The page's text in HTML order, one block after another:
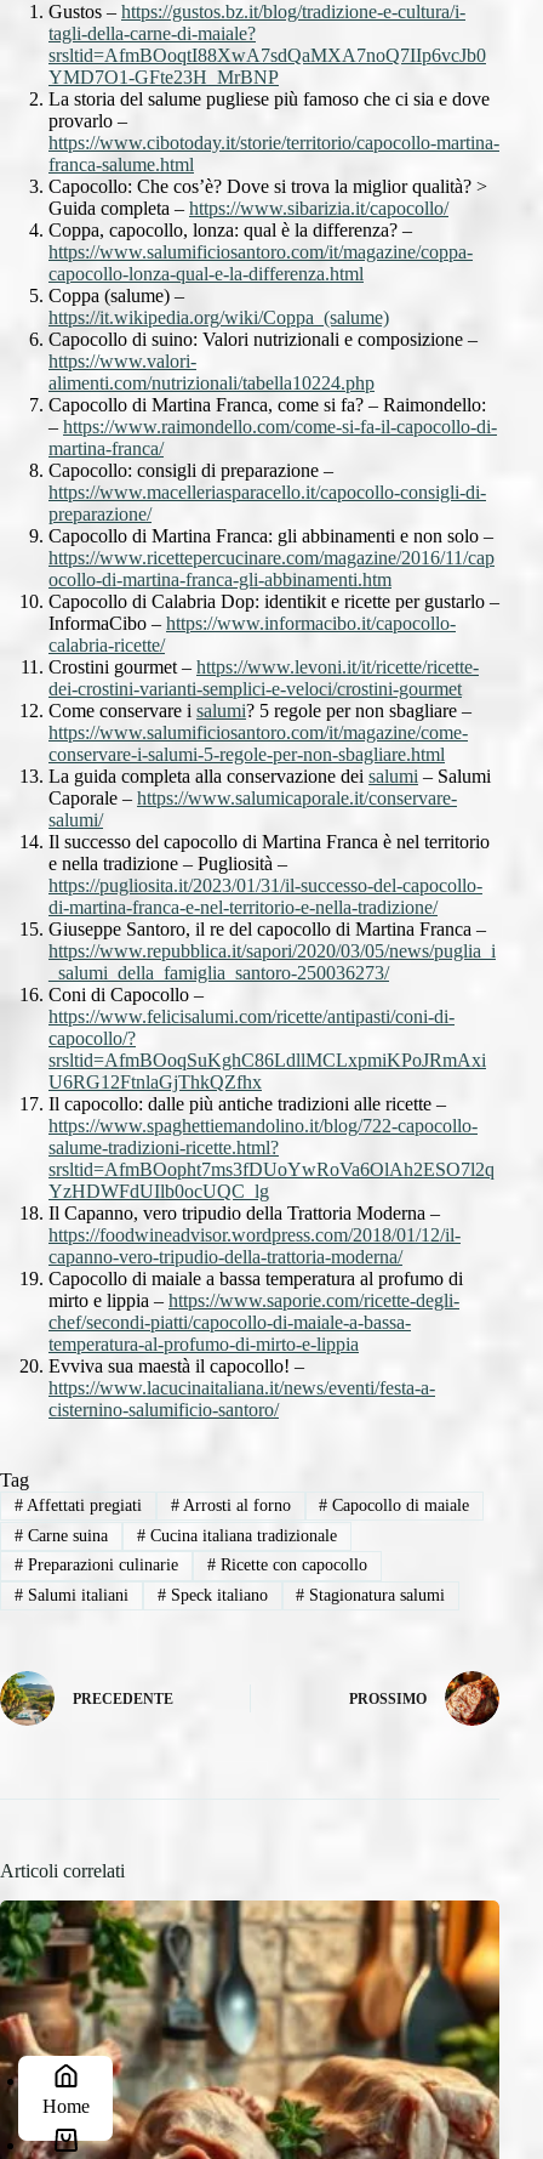
Gustos – https://gustos.bz.it/blog/tradizione-e-cultura/i-
tagli-della-carne-di-maiale?
srsltid=AfmBOoqtI88XwA7sdQaMXA7noQ7IIp6vcJb0
YMD7O1-GFte23H_MrBNP
La storia del salume pugliese più famoso che ci sia e dove
provarlo –
https://www.cibotoday.it/storie/territorio/capocollo-martina-
franca-salume.html
Capocollo: Che cos’è? Dove si trova la miglior qualità? >
Guida completa – https://www.sibarizia.it/capocollo/
Coppa, capocollo, lonza: qual è la differenza? –
https://www.salumificiosantoro.com/it/magazine/coppa-
capocollo-lonza-qual-e-la-differenza.html
Coppa (salume) –
https://it.wikipedia.org/wiki/Coppa_(salume)
Capocollo di suino: Valori nutrizionali e composizione –
https://www.valori-
alimenti.com/nutrizionali/tabella10224.php
Capocollo di Martina Franca, come si fa? – Raimondello:
– https://www.raimondello.com/come-si-fa-il-capocollo-di-
martina-franca/
Capocollo: consigli di preparazione –
https://www.macelleriasparacello.it/capocollo-consigli-di-
preparazione/
Capocollo di Martina Franca: gli abbinamenti e non solo –
https://www.ricettepercucinare.com/magazine/2016/11/cap
ocollo-di-martina-franca-gli-abbinamenti.htm
Capocollo di Calabria Dop: identikit e ricette per gustarlo –
InformaCibo –https://www.informacibo.it/capocollo-
calabria-ricette/
Crostini gourmet – https://www.levoni.it/it/ricette/ricette-
dei-crostini-varianti-semplici-e-veloci/crostini-gourmet
Come conservare i salumi? 5 regole per non sbagliare –
https://www.salumificiosantoro.com/it/magazine/come-
conservare-i-salumi-5-regole-per-non-sbagliare.html
La guida completa alla conservazione dei salumi – Salumi
Caporale – https://www.salumicaporale.it/conservare-
salumi/
Il successo del capocollo di Martina Franca è nel territorio
e nella tradizione – Pugliosità –
https://pugliosita.it/2023/01/31/il-successo-del-capocollo-
di-martina-franca-e-nel-territorio-e-nella-tradizione/
Giuseppe Santoro, il re del capocollo di Martina Franca –
https://www.repubblica.it/sapori/2020/03/05/news/puglia_i
_salumi_della_famiglia_santoro-250036273/
Coni di Capocollo –
https://www.felicisalumi.com/ricette/antipasti/coni-di-
capocollo/?
srsltid=AfmBOoqSuKghC86LdllMCLxpmiKPoJRmAxi
U6RG12FtnlaGjThkQZfhx
Il capocollo: dalle più antiche tradizioni alle ricette –
https://www.spaghettiemandolino.it/blog/722-capocollo-
salume-tradizioni-ricette.html?
srsltid=AfmBOopht7ms3fDUoYwRoVa6OlAh2ESO7l2q
YzHDWFdUIlb0ocUQC_lg
Il Capanno, vero tripudio della Trattoria Moderna –
https://foodwineadvisor.wordpress.com/2018/01/12/il-
capanno-vero-tripudio-della-trattoria-moderna/
Capocollo di maiale a bassa temperatura al profumo di
mirto e lippia – https://www.saporie.com/ricette-degli-
chef/secondi-piatti/capocollo-di-maiale-a-bassa-
temperatura-al-profumo-di-mirto-e-lippia
Evviva sua maestà il capocollo! –
https://www.lacucinaitaliana.it/news/eventi/festa-a-
cisternino-salumificio-santoro/
Tag
#Affettati pregiati #Arrosti al forno # Capocollo di maiale
#Carne suina #Cucina italiana tradizionale
#Preparazioni culinarie #Ricette con capocollo
#Salumi italiani #Speck italiano # Stagionatura salumi
PRECEDENTE PROSSIMO
Articoli correlati
Home